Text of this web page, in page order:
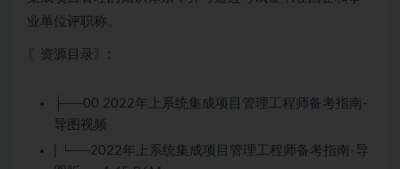
业单位评职称。
〖资源目录〗:
├──00 2022年上系统集成项目管理工程师备考指南-
导图视频
| └──2022年上系统集成项目管理工程师备考指南-导